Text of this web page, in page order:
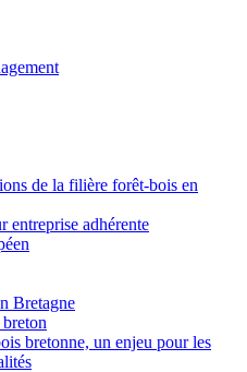
de la filière forêt-bois en
entreprise adhérente
Bretagne
bretonne, un enjeu pour les